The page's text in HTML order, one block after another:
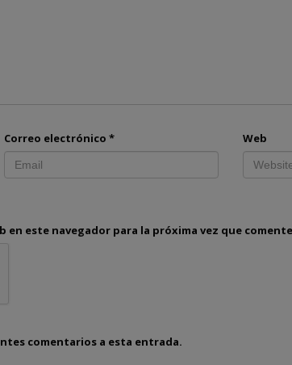
Correo electrónico * Web
en este navegador para la próxima vez que
comentarios a esta entrada.